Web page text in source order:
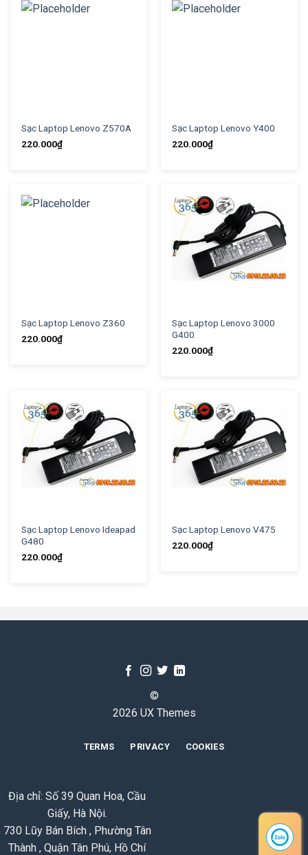
Sạc Laptop Lenovo Z570A
220.000₫
Sạc Laptop Lenovo Y400
220.000₫
Sạc Laptop Lenovo Z360
220.000₫
Sạc Laptop Lenovo 3000
G400
220.000₫
Sạc Laptop Lenovo Ideapad
G480
220.000₫
Sạc Laptop Lenovo V475
220.000₫
©
2026 UX Themes
TERMS PRIVACY COOKIES
Địa chỉ: Số 39 Quan Hoa, Cầu
Giấy, Hà Nội.
730 Lũy Bán Bích , Phường Tân
Thành , Quận Tân Phú, Hồ Chí